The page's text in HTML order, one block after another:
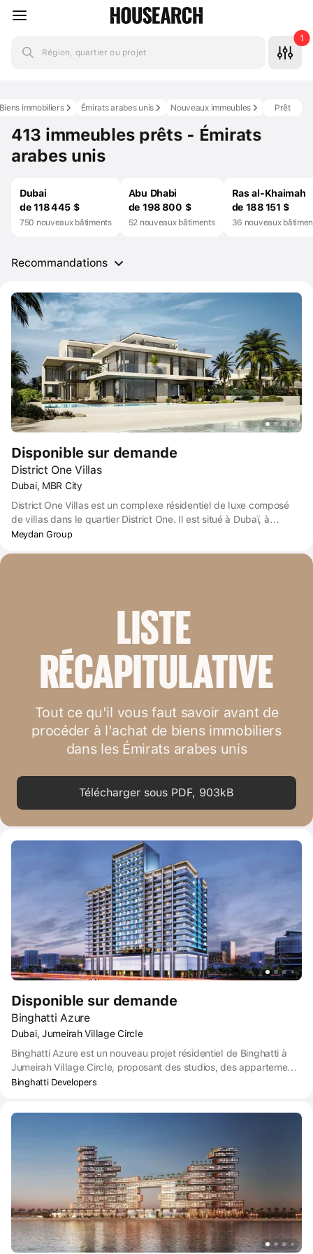
Région, quartier ou projet
1
Prêt
Nouveaux immeubles
Émirats arabes unis
immobiliers
413 immeubles prêts - Émirats
arabes unis
Dubai
de 118 445 $
750 nouveaux bâtiments
Abu Dhabi
de 198 800 $
52 nouveaux bâtiments
Ras al-Khaimah
de 188 151 $
36 nouveaux
Recommandations
Disponible sur demande
District One Villas
Dubai, MBR City
District One Villas est un complexe résidentiel de luxe composé
de villas dans le quartier District One. Il est situé à Dubaï, à
Mohammed Bin Rashid City (MBRC), près du centre de l'émirat. À
Meydan Group
LISTE
RÉCAPITULATIVE
Tout ce qu'il vous faut savoir avant de
procéder à l'achat de biens immobiliers
dans les Émirats arabes unis
Télécharger sous PDF, 903kB
Disponible sur demande
Binghatti Azure
Dubai, Jumeirah Village Circle
Binghatti Azure est un nouveau projet résidentiel de Binghatti à
Jumeirah Village Circle, proposant des studios, des appartements
de 1 et 2 chambres, ainsi que des appartements de luxe Royal
parking et d'espaces de bureaux dédiés.
Binghatti Developers